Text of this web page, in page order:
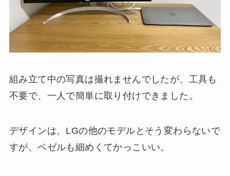
組み立て中の写真は撮れませんでしたが、工具も
不要で、一人で簡単に取り付けできました。
デザインは、LGの他のモデルとそう変わらないで
すが、ベゼルも細めくてかっこいい。